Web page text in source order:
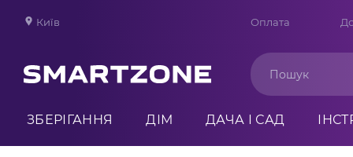
Київ Оплата
ЗБЕРІГАННЯ ДІМ ДАЧА І САД